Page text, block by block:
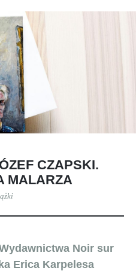
CZAPSKI.
MALARZA
Noir sur
Erica Karpelesa